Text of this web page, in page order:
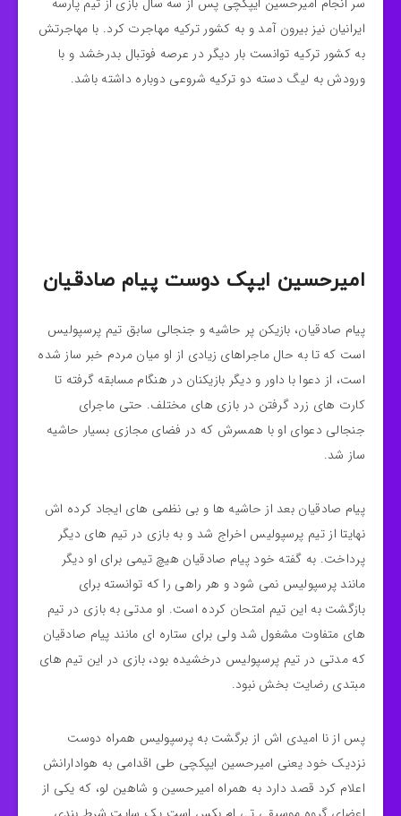
ایرانیان نیز بیرون آمد و به کشور ترکیه مهاجرت کرد. با مهاجرتش
به کشور ترکیه توانست بار دیگر در عرصه فوتبال بدرخشد و با
ورودش به لیگ دسته دو ترکیه شروعی دوباره داشته باشد.
امیرحسین ایپک دوست پیام صادقیان
پیام صادقیان، بازیکن پر حاشیه و جنجالی سابق تیم پرسپولیس
است که تا به حال ماجراهای زیادی از او میان مردم خبر ساز شده
است، از دعوا با داور و دیگر بازیکنان در هنگام مسابقه گرفته تا
کارت های زرد گرفتن در بازی های مختلف. حتی ماجرای
جنجالی دعوای او با همسرش که در فضای مجازی بسیار حاشیه
ساز شد.
پیام صادقیان بعد از حاشیه ها و بی نظمی های ایجاد کرده اش
نهایتا از تیم پرسپولیس اخراج شد و به بازی در تیم های دیگر
پرداخت. به گفته خود پیام صادقیان هیچ تیمی برای او دیگر
مانند پرسپولیس نمی شود و هر راهی را که توانسته برای
بازگشت به این تیم امتحان کرده است. او مدتی به بازی در تیم
های متفاوت مشغول شد ولی برای ستاره ای مانند پیام صادقیان
که مدتی در تیم پرسپولیس درخشیده بود، بازی در این تیم های
مبتدی رضایت بخش نبود.
پس از نا امیدی اش از برگشت به پرسپولیس همراه دوست
نزدیک خود یعنی امیرحسین ایپکچی طی اقدامی به هوادارانش
اعلام کرد قصد دارد به همراه امیرحسین و شاهین لو، که یکی از